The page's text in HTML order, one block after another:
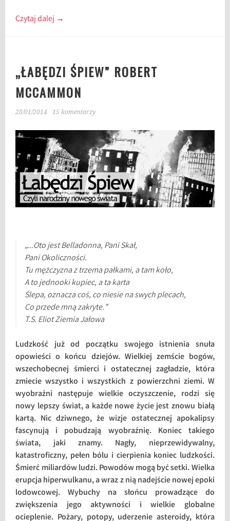
Czytaj dalej →
„ŁABĘDZI ŚPIEW” ROBERT
MCCAMMON
28/01/2014 15 komentarzy
„…Oto jest Belladonna, Pani Skał,
Pani Okoliczności.
Tu mężczyzna z trzema pałkami, a tam koło,
A to jednooki kupiec, a ta karta
Ślepa, oznacza coś, co niesie na swych plecach,
Co przede mną zakryte.”
T.S. EliotZiemia Jałowa
Ludzkość już od początku swojego istnienia snuła
opowieści o końcu dziejów. Wielkiej zemście bogów,
wszechobecnej śmierci i ostatecznej zagładzie, która
zmiecie wszystko i wszystkich z powierzchni ziemi. W
wyobraźni następuje wielkie oczyszczenie, rodzi się
nowy lepszy świat, a każde nowe życie jest znowu białą
kartą. Nic dziwnego, że wizje ostatecznej apokalipsy
fascynują i pobudzają wyobraźnię. Koniec takiego
świata, jaki znamy. Nagły, nieprzewidywalny,
katastroficzny, pełen bólu i cierpienia koniec ludzkości.
Śmierć miliardów ludzi. Powodów mogą być setki. Wielka
erupcja hiperwulkanu, a wraz z nią nadejście nowej epoki
lodowcowej. Wybuchy na słońcu prowadzące do
zwiększenia jego aktywności i wielkie globalne
ocieplenie. Pożary, potopy, uderzenie asteroidy, która